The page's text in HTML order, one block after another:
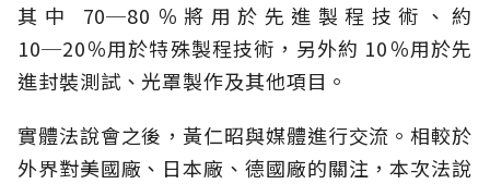
其中 70─80％將用於先進製程技術、約
10─20％用於特殊製程技術，另外約 10％用於先
進封裝測試、光罩製作及其他項目。
實體法說會之後，黃仁昭與媒體進行交流。相較於
外界對美國廠、日本廠、德國廠的關注，本次法說